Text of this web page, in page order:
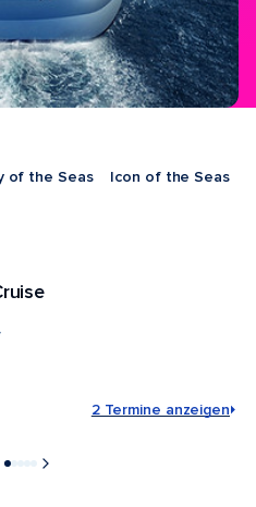
of the Seas Icon of the Seas
2 Termine anzeigen